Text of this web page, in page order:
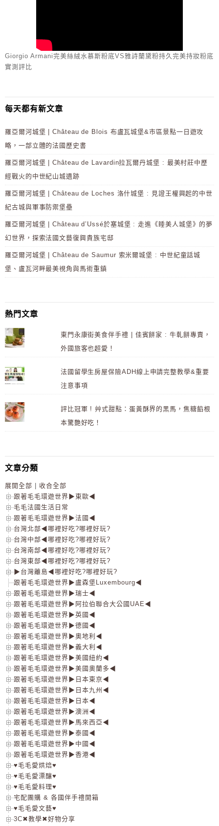
Giorgio Armani完美絲絨水慕斯粉底VS雅詩蘭黛粉持久完美持妝粉底
實測評比
每天都有新文章
羅亞爾河城堡 | Château de Blois 布盧瓦城堡&市區景點一日遊攻
略，一部立體的法國歷史書
羅亞爾河城堡 | Château de Lavardin拉瓦爾丹城堡 : 最美村莊中歷
經戰火的中世紀山城遺跡
羅亞爾河城堡 | Château de Loches 洛什城堡 : 見證王權興起的中世
紀古城與軍事防禦堡壘
羅亞爾河城堡 | Château d’Ussé於塞城堡 : 走進《睡美人城堡》的夢
幻世界，探索法國文藝復興貴族宅邸
羅亞爾河城堡 | Château de Saumur 索米爾城堡 : 中世紀童話城
堡、盧瓦河畔最美視角與馬術重鎮
熱門文章
東門永康街美食伴手禮 | 佳賓餅家 : 牛軋餅專賣，
外國旅客也超愛！
法國留學生房屋保險ADH線上申請完整教學&重要
注意事項
評比冠軍 ! 艸式甜點：蛋黃酥界的黑馬，焦糖餡根
本驚艷好吃！
文章分類
展開全部
收合全部
跟著毛毛環遊世界▶東歐◀
毛毛法國生活日常
跟著毛毛環遊世界▶法國◀
台灣北部◀哪裡好吃?哪裡好玩?
台灣中部◀哪裡好吃?哪裡好玩?
台灣南部◀哪裡好吃?哪裡好玩?
台灣東部◀哪裡好吃?哪裡好玩?
▶台灣離島◀哪裡好吃?哪裡好玩?
跟著毛毛環遊世界▶盧森堡Luxembourg◀
跟著毛毛環遊世界▶瑞士◀
跟著毛毛環遊世界▶阿拉伯聯合大公國UAE◀
跟著毛毛環遊世界▶英國◀
跟著毛毛環遊世界▶德國◀
跟著毛毛環遊世界▶奧地利◀
跟著毛毛環遊世界▶義大利◀
跟著毛毛環遊世界▶美國紐約◀
跟著毛毛環遊世界▶美國奧蘭多◀
跟著毛毛環遊世界▶日本東京◀
跟著毛毛環遊世界▶日本九州◀
跟著毛毛環遊世界▶日本◀
跟著毛毛環遊世界▶澳洲◀
跟著毛毛環遊世界▶馬來西亞◀
跟著毛毛環遊世界▶泰國◀
跟著毛毛環遊世界▶中國◀
跟著毛毛環遊世界▶香港◀
♥毛毛愛烘焙♥
♥毛毛愛漂釀♥
♥毛毛愛料理♥
宅配團購 & 各國伴手禮開箱
♥毛毛愛文藝♥
3C✖教學✖好物分享